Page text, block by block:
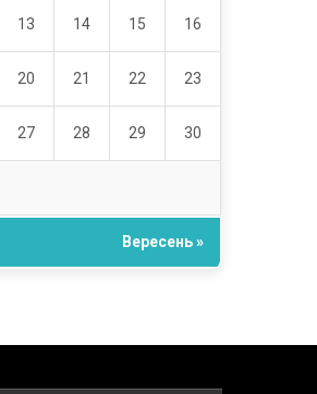
13 14 15 16
20 21 22 23
27 28 29 30
Вересень »